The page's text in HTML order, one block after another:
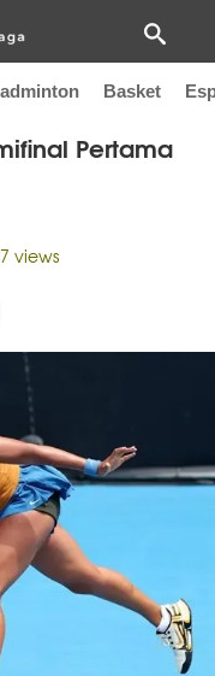
Basket
Pertama
views